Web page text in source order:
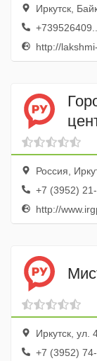
Иркутск,
+739526409...
http://
Россия,
+7 (3952) 21-
http://
Иркутск, ул.
+7 (3952) 74-